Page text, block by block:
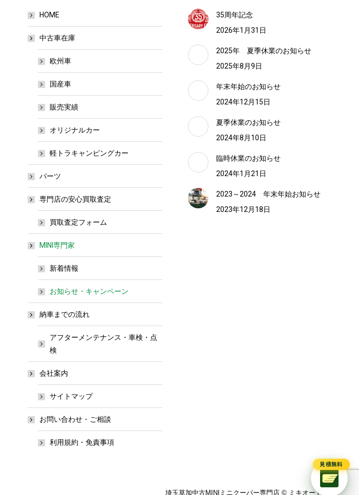
HOME
中古車在庫
欧州車
国産車
販売実績
オリジナルカー
軽トラキャンピングカー
パーツ
専門店の安心買取査定
買取査定フォーム
MINI専門家
新着情報
お知らせ・キャンペーン
納車までの流れ
アフターメンテナンス・車検・点
検
会社案内
サイトマップ
お問い合わせ・ご相談
利用規約・免責事項
35周年記念
2026年1月31日
2025年 夏季休業のお知らせ
2025年8月9日
年末年始のお知らせ
2024年12月15日
夏季休業のお知らせ
2024年8月10日
臨時休業のお知らせ
2024年1月21日
2023～2024 年末年始お知らせ
2023年12月18日
埼玉草加中古MINIミニクーパー専門店 © ミキオート
見積無料